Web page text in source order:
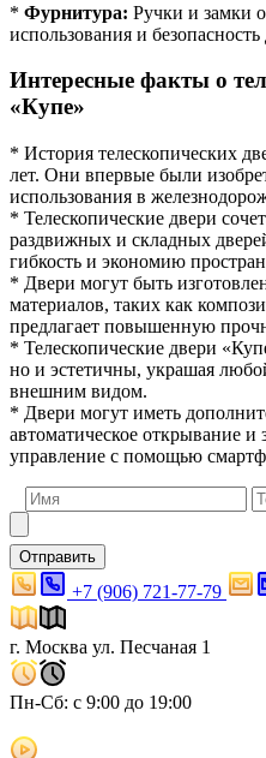
* Фурнитура: Ручки и замки
использования и безопасность
Интересные факты о
«Купе»
* История телескопических
лет. Они впервые были
использования в
* Телескопические двери
раздвижных и складных
гибкость и экономию
* Двери могут быть
материалов, таких как
предлагает повышенную
* Телескопические двери
но и эстетичны, украшая
внешним видом.
* Двери могут иметь
автоматическое открывание и
управление с помощью
Отправить
+7 (906) 721-77-79
г. Москва ул. Песчаная 1
Пн-Сб: с 9:00 до 19:00